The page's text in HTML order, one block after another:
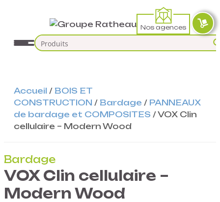
Nos agences
Accueil / BOIS ET
CONSTRUCTION / Bardage / PANNEAUX
de bardage et COMPOSITES /VOX Clin
cellulaire – Modern Wood
Bardage
VOX Clin cellulaire –
Modern Wood